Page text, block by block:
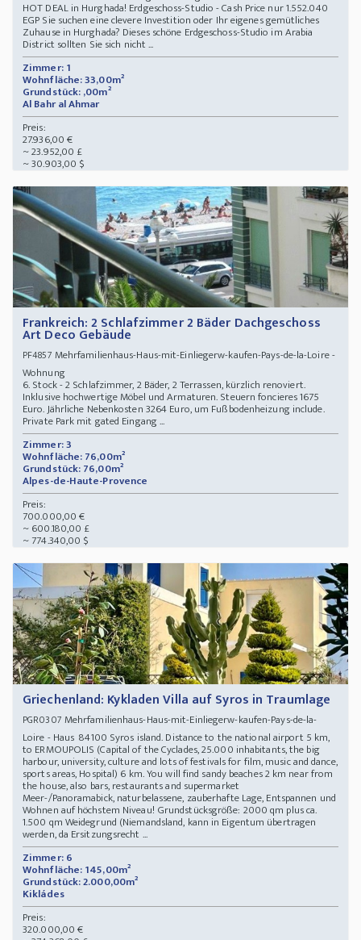
HOT DEAL in Hurghada! Erdgeschoss-Studio - Cash Price nur 1.552.040
EGP Sie suchen eine clevere Investition oder Ihr eigenes gemütliches
Zuhause in Hurghada? Dieses schöne Erdgeschoss-Studio im Arabia
District sollten Sie sich nicht ...
Zimmer: 1
Wohnfläche: 33,00m²
Grundstück: ,00m²
Al Bahr al Ahmar
Preis:
27.936,00 €
~ 23.952,00 £
~ 30.903,00 $
Frankreich: 2 Schlafzimmer 2 Bäder Dachgeschoss
Art Deco Gebäude
PF4857 Mehrfamilienhaus-Haus-mit-Einliegerw-kaufen-Pays-de-la-Loire -
Wohnung
6. Stock - 2 Schlafzimmer, 2 Bäder, 2 Terrassen, kürzlich renoviert.
Inklusive hochwertige Möbel und Armaturen. Steuern foncieres 1675
Euro. Jährliche Nebenkosten 3264 Euro, um Fußbodenheizung include.
Private Park mit gated Eingang ...
Zimmer: 3
Wohnfläche: 76,00m²
Grundstück: 76,00m²
Alpes-de-Haute-Provence
Preis:
700.000,00 €
~ 600.180,00 £
~ 774.340,00 $
Griechenland: Kykladen Villa auf Syros in Traumlage
PGR0307 Mehrfamilienhaus-Haus-mit-Einliegerw-kaufen-Pays-de-la-
Loire - Haus 84100 Syros island. Distance to the national airport 5 km,
to ERMOUPOLIS (Capital of the Cyclades, 25.000 inhabitants, the big
harbour, university, culture and lots of festivals for film, music and dance,
sports areas, Hospital) 6 km. You will find sandy beaches 2 km near from
the house, also bars, restaurants and supermarket
Meer-/Panoramabick, naturbelassene, zauberhafte Lage, Entspannen und
Wohnen auf höchstem Niveau! Grundstücksgröße: 2000 qm plus ca.
1.500 qm Weidegrund (Niemandsland, kann in Eigentum übertragen
werden, da Ersitzungsrecht ...
Zimmer: 6
Wohnfläche: 145,00m²
Grundstück: 2.000,00m²
Kikládes
Preis:
320.000,00 €